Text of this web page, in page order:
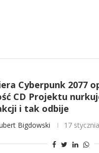
Cyberpunk 2077
CD Projektu
i tak odbije
Bigdowski 17